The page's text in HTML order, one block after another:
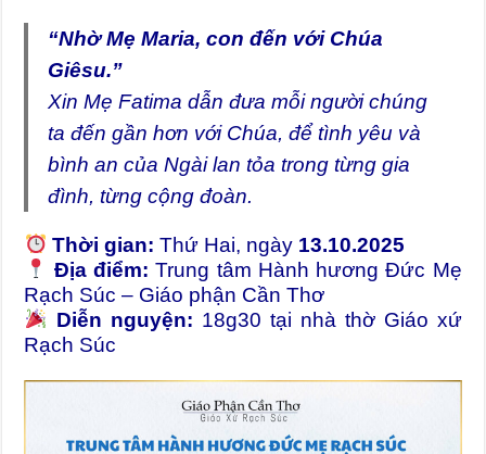
“Nhờ Mẹ Maria, con đến với Chúa
Giêsu.”
Xin Mẹ Fatima dẫn đưa mỗi người chúng
ta đến gần hơn với Chúa, để tình yêu và
bình an của Ngài lan tỏa trong từng gia
đình, từng cộng đoàn.
Thời gian: Thứ Hai, ngày 13.10.2025
Địa điểm: Trung tâm Hành hương Đức Mẹ
Rạch Súc – Giáo phận Cần Thơ
Diễn nguyện: 18g30 tại nhà thờ Giáo xứ
Rạch Súc